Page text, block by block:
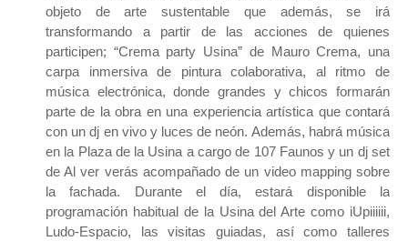
objeto de arte sustentable que además, se irá
transformando a partir de las acciones de quienes
participen; “Crema party Usina” de Mauro Crema, una
carpa inmersiva de pintura colaborativa, al ritmo de
música electrónica, donde grandes y chicos formarán
parte de la obra en una experiencia artística que contará
con un dj en vivo y luces de neón. Además, habrá música
en la Plaza de la Usina a cargo de 107 Faunos y un dj set
de Al ver verás acompañado de un video mapping sobre
la fachada. Durante el día, estará disponible la
programación habitual de la Usina del Arte como iUpiiiiii,
Ludo-Espacio, las visitas guiadas, así como talleres